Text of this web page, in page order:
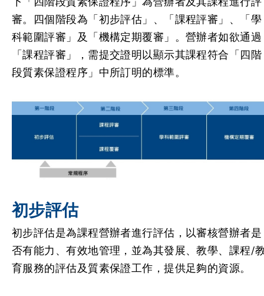
審。四個階段為「初步評估」、「課程評審」、「學
科範圍評審」及「機構定期覆審」。營辦者如欲通過
「課程評審」，需提交證明以顯示其課程符合「四階
段質素保證程序」中所訂明的標準。
初步評估
初步評估是為課程營辦者進行評估，以審核營辦者是
否有能力、有效地管理，並為其發展、教學、課程/
育服務的評估及質素保證工作，提供足夠的資源。